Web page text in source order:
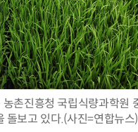
촌진흥청 국립식량과학원
돌보고 있다.(사진=연합뉴스)
AI 핀옵스 실전 세미나: 폭증하는 AI 토큰 비용 관리 전략 2026 전